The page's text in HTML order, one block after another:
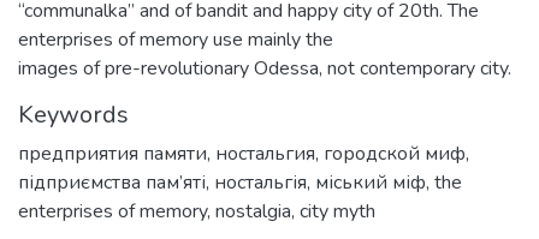
“communalka” and of bandit and happy city of 20th. The
enterprises of memory use mainly the
images of pre-revolutionary Odessa, not contemporary city.
Keywords
предприятия памяти, ностальгия, городской миф,
підприємства пам’яті, ностальгія, міський міф, the
enterprises of memory, nostalgia, city myth